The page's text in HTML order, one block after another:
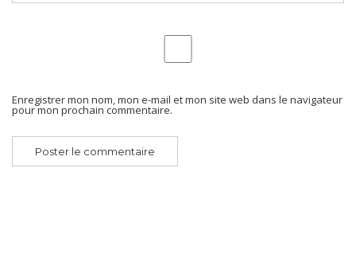
Enregistrer mon nom, mon e-mail et mon site web dans le navigateur
pour mon prochain commentaire.